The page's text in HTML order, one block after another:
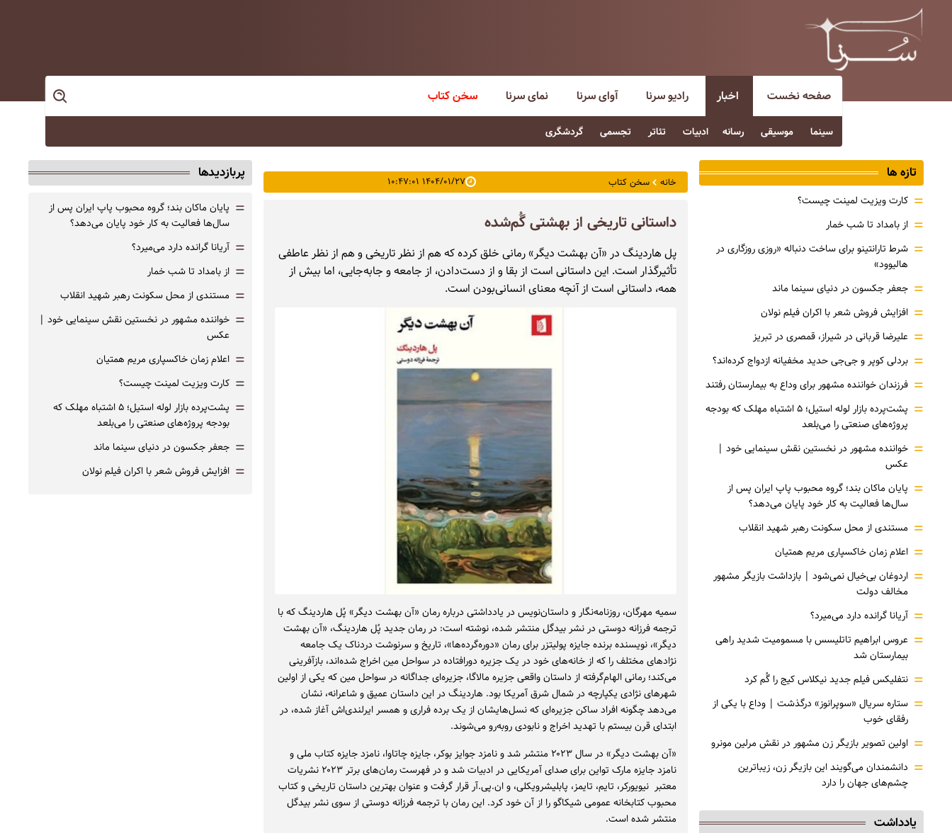
صفحه نخست اخبار
سینما موسیقی رسانه ادبیات تئاتر تجسمی گردشگری
رادیو سرنا آوای سرنا نمای سرنا سخن کتاب
خانه سخن کتاب ۱۴۰۴/۰۱/۲۷ ۱۰:۴۷:۰۱
داستانی تاریخی از بهشتی گُم‌شده
پل هاردینگ در «آن بهشت دیگر» رمانی خلق کرده که هم از نظر تاریخی و هم از نظر عاطفی
تأثیرگذار است. این داستانی است از بقا و از دست‌دادن، از جامعه و جابه‌جایی، اما بیش از
همه، داستانی است از آنچه معنای انسانی‌بودن است.
سمیه مهرگان، روزنامه‌نگار و داستان‌نویس در یادداشتی درباره رمان «آن بهشت دیگر» پُل هاردینگ که با
ترجمه فرزانه دوستی در نشر بیدگل منتشر شده، نوشته است: در رمان جدید پُل هاردینگ، «آن بهشت
دیگر»، نویسنده برنده جایزه پولیتزر برای رمان «دوره‌گرده‌ها»، تاریخ و سرنوشت دردناک یک جامعه
نژادهای مختلف را که از خانه‌های خود در یک جزیره دورافتاده در سواحل مین اخراج شده‌اند، بازآفرینی
می‌کند؛ رمانی الهام‌گرفته از داستان واقعی جزیره مالاگا، جزیره‌ای جداگانه در سواحل مین که یکی از اولین
شهرهای نژادی یکپارچه در شمال ‌شرق آمریکا بود. هاردینگ در این داستان عمیق و شاعرانه، نشان
می‌دهد چگونه افراد ساکن جزیره‌ای که نسل‌هایشان از یک برده فراری و همسر ایرلندی‌اش آغاز شده، در
ابتدای قرن بیستم با تهدید اخراج و نابودی روبه‌رو می‌شوند.
«آن بهشت دیگر» در سال ۲۰۲۳ منتشر شد و نامزد جوایز بوکر، جایزه چاتاوا، نامزد جایزه کتاب ملی و
نامزد جایزه مارک تواین برای صدای آمریکایی در ادبیات شد و در فهرست رمان‌های برتر ۲۰۲۳ نشریات
معتبر نیویورکر، تایم، تایمز، پابلیشرویکلی، و ان‌.پی‌.آر قرار گرفت و عنوان بهترین داستان تاریخی و کتاب
محبوب کتابخانه عمومی شیکاگو را از آن خود کرد. این رمان با ترجمه فرزانه دوستی از سوی نشر بیدگل
منتشر شده است.
تازه ها
= کارت ویزیت لمینت چیست؟
= از بامداد تا شب خمار
= شرط تارانتینو برای ساخت دنباله «روزی روزگاری در
هالیوود»
= جعفر جکسون در دنیای سینما ماند
= افزایش فروش شعر با اکران فیلم نولان
= علیرضا قربانی در شیراز، قمصری در تبریز
= بردلی کوپر و جی‌جی حدید مخفیانه ازدواج کرده‌اند؟
= فرزندان خواننده مشهور برای وداع به بیمارستان رفتند
=
پشت‌پرده بازار لوله استیل؛ ۵ اشتباه مهلک که بودجه
پروژه‌های صنعتی را می‌بلعد
= خواننده مشهور در نخستین نقش سینمایی خود |‌
عکس
= پایان ماکان بند؛ گروه محبوب پاپ ایران پس از
سال‌ها فعالیت به کار خود پایان می‌دهد؟
= مستندی از محل سکونت رهبر شهید انقلاب
= اعلام زمان خاکسپاری مریم همتیان
= اردوغان بی‌خیال نمی‌شود | بازداشت بازیگر مشهور
مخالف دولت
= آریانا گرانده دارد می‌میرد؟
= عروس ابراهیم تاتلیسس با مسمومیت شدید راهی
بیمارستان شد
= نتفلیکس فیلم جدید نیکلاس کیج را گُم کرد
= ستاره سریال «سوپرانوز» درگذشت | وداع با یکی از
رفقای خوب
= اولین تصویر بازیگر زن مشهور در نقش مرلین مونرو
= دانشمندان می‌گویند این بازیگر زن، زیباترین
چشم‌های جهان را دارد
یادداشت
پربازدیدها
= پایان ماکان بند؛ گروه محبوب پاپ ایران پس از
سال‌ها فعالیت به کار خود پایان می‌دهد؟
= آریانا گرانده دارد می‌میرد؟
= از بامداد تا شب خمار
= مستندی از محل سکونت رهبر شهید انقلاب
= خواننده مشهور در نخستین نقش سینمایی خود |‌
عکس
= اعلام زمان خاکسپاری مریم همتیان
= کارت ویزیت لمینت چیست؟
=
پشت‌پرده بازار لوله استیل؛ ۵ اشتباه مهلک که
بودجه پروژه‌های صنعتی را می‌بلعد
= جعفر جکسون در دنیای سینما ماند
= افزایش فروش شعر با اکران فیلم نولان